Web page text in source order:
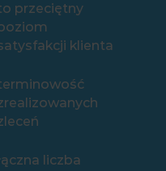
przeciętny
klienta
liczba